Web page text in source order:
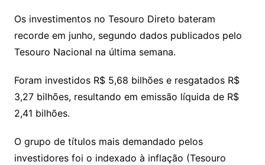
y
Li
n
k
s
A
p
p
gr
a
m
e
dI
l
e
a
s
o
s
s
a
g
e
lo
o
k.
c
o
m
y
p
e
h
o
o
M
ai
e
a
d
s
ai
l
ar
e
Os investimentos no Tesouro Direto bateram
recorde em junho, segundo dados publicados pelo
Tesouro Nacional na última semana.
Foram investidos R$ 5,68 bilhões e resgatados R$
3,27 bilhões, resultando em emissão líquida de R$
2,41 bilhões.
O grupo de títulos mais demandado pelos
investidores foi o indexado à inflação (Tesouro